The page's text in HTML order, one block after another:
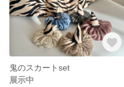
鬼のスカートset
展示中